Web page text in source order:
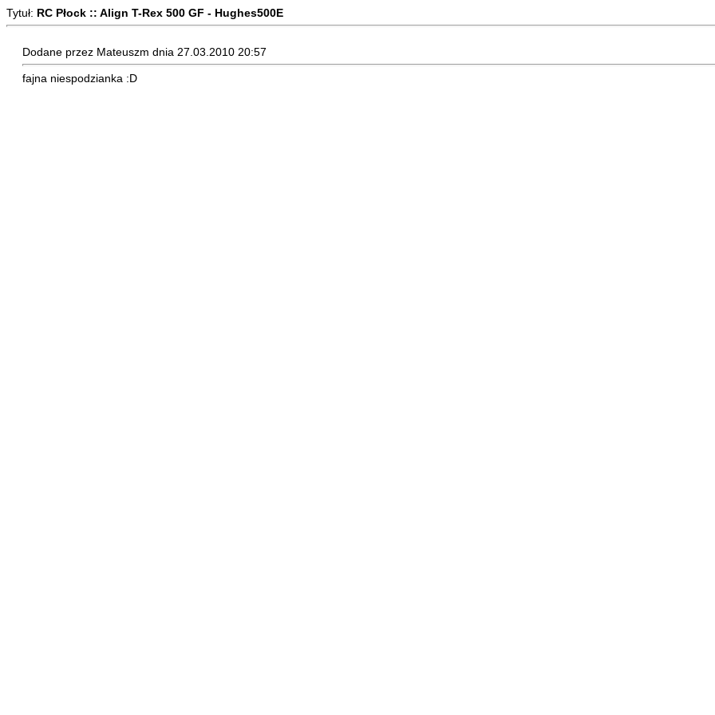
Tytuł: RC Płock :: Align T-Rex 500 GF - Hughes500E
Dodane przez Mateuszm dnia 27.03.2010 20:57
fajna niespodzianka :D